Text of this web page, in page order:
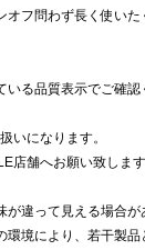
オフ問わず長く使い
る品質表示でご確認
いになります。
店舗へお願い致します
違って見える場合が
環境により、若干製